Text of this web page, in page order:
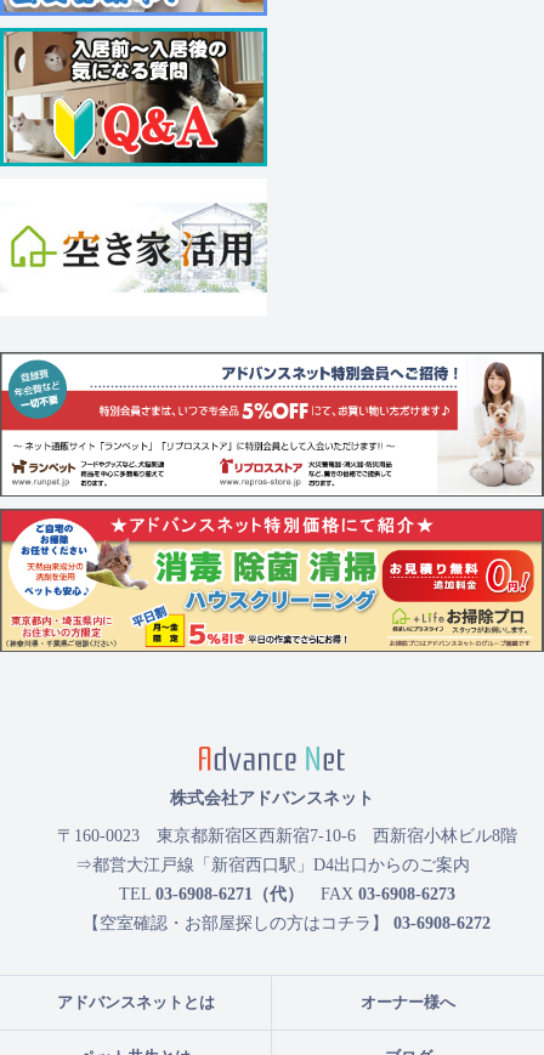
アドバンスネットとは オーナー様へ
株式会社アドバンスネット
〒160-0023 東京都新宿区西新宿7-10-6 西新宿小林ビル8階
⇒都営大江戸線「新宿西口駅」D4出口からのご案内
TEL 03-6908-6271（代） FAX 03-6908-6273
【空室確認・お部屋探しの方はコチラ】 03-6908-6272